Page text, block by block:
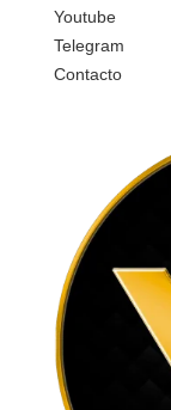
Youtube
Telegram
Contacto